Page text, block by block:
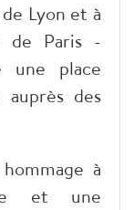
Lyon et à
de Paris -
une place
des
à
et une